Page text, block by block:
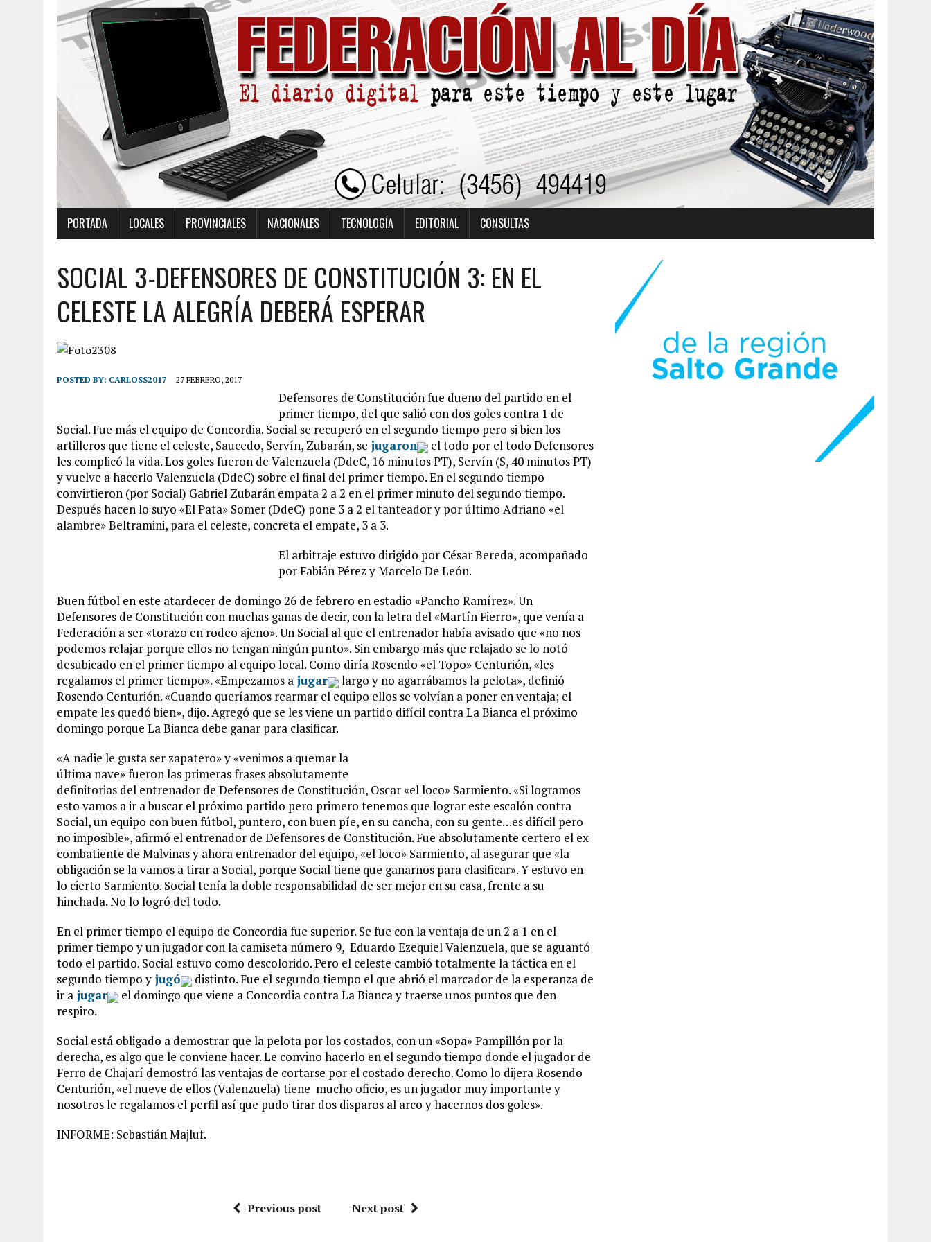
PORTADA LOCALES PROVINCIALES NACIONALES TECNOLOGÍA EDITORIAL CONSULTAS
SOCIAL 3-DEFENSORES DE CONSTITUCIÓN 3: EN EL
CELESTE LA ALEGRÍA DEBERÁ ESPERAR
POSTED BY: CARLOSS2017 27 FEBRERO, 2017
Defensores de Constitución fue dueño del partido en el
primer tiempo, del que salió con dos goles contra 1 de
Social. Fue más el equipo de Concordia. Social se recuperó en el segundo tiempo pero si bien los
artilleros que tiene el celeste, Saucedo, Servín, Zubarán, se jugaron
el todo por el todo Defensores
les complicó la vida. Los goles fueron de Valenzuela (DdeC, 16 minutos PT), Servín (S, 40 minutos PT)
y vuelve a hacerlo Valenzuela (DdeC) sobre el final del primer tiempo. En el segundo tiempo
convirtieron (por Social) Gabriel Zubarán empata 2 a 2 en el primer minuto del segundo tiempo.
Después hacen lo suyo «El Pata» Somer (DdeC) pone 3 a 2 el tanteador y por último Adriano «el
alambre» Beltramini, para el celeste, concreta el empate, 3 a 3.
El arbitraje estuvo dirigido por César Bereda, acompañado
por Fabián Pérez y Marcelo De León.
Buen fútbol en este atardecer de domingo 26 de febrero en estadio «Pancho Ramírez». Un
Defensores de Constitución con muchas ganas de decir, con la letra del «Martín Fierro», que venía a
Federación a ser «torazo en rodeo ajeno». Un Social al que el entrenador había avisado que «no nos
podemos relajar porque ellos no tengan ningún punto». Sin embargo más que relajado se lo notó
desubicado en el primer tiempo al equipo local. Como diría Rosendo «el Topo» Centurión, «les
regalamos el primer tiempo». «Empezamos a jugar
largo y no agarrábamos la pelota», definió
Rosendo Centurión. «Cuando queríamos rearmar el equipo ellos se volvían a poner en ventaja; el
empate les quedó bien», dijo. Agregó que se les viene un partido difícil contra La Bianca el próximo
domingo porque La Bianca debe ganar para clasificar.
«A nadie le gusta ser zapatero» y «venimos a quemar la
última nave» fueron las primeras frases absolutamente
definitorias del entrenador de Defensores de Constitución, Oscar «el loco» Sarmiento. «Si logramos
esto vamos a ir a buscar el próximo partido pero primero tenemos que lograr este escalón contra
Social, un equipo con buen fútbol, puntero, con buen píe, en su cancha, con su gente…es difícil pero
no imposible», afirmó el entrenador de Defensores de Constitución. Fue absolutamente certero el ex
combatiente de Malvinas y ahora entrenador del equipo, «el loco» Sarmiento, al asegurar que «la
obligación se la vamos a tirar a Social, porque Social tiene que ganarnos para clasificar». Y estuvo en
lo cierto Sarmiento. Social tenía la doble responsabilidad de ser mejor en su casa, frente a su
hinchada. No lo logró del todo.
En el primer tiempo el equipo de Concordia fue superior. Se fue con la ventaja de un 2 a 1 en el
primer tiempo y un jugador con la camiseta número 9, Eduardo Ezequiel Valenzuela, que se aguantó
todo el partido. Social estuvo como descolorido. Pero el celeste cambió totalmente la táctica en el
segundo tiempo y jugó
distinto. Fue el segundo tiempo el que abrió el marcador de la esperanza de
ir a jugar
el domingo que viene a Concordia contra La Bianca y traerse unos puntos que den
respiro.
Social está obligado a demostrar que la pelota por los costados, con un «Sopa» Pampillón por la
derecha, es algo que le conviene hacer. Le convino hacerlo en el segundo tiempo donde el jugador de
Ferro de Chajarí demostró las ventajas de cortarse por el costado derecho. Como lo dijera Rosendo
Centurión, «el nueve de ellos (Valenzuela) tiene mucho oficio, es un jugador muy importante y
nosotros le regalamos el perfil así que pudo tirar dos disparos al arco y hacernos dos goles».
INFORME: Sebastián Majluf.
Previous post Next post